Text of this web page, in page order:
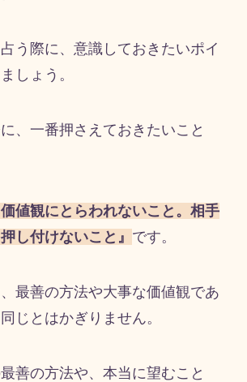
う際に、意識しておきたいポイ
しょう。
、一番押さえておきたいこと
価値観にとらわれないこと。相手
し付けないこと』 です。
最善の方法や大事な価値観であ
じとはかぎりません。
善の方法や、本当に望むこと